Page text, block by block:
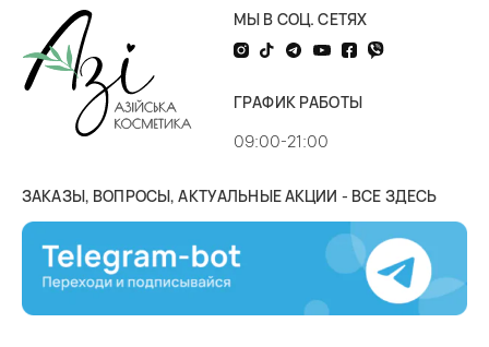
МЫ В СОЦ. СЕТЯХ
ГРАФИК РАБОТЫ
09:00-21:00
ЗАКАЗЫ, ВОПРОСЫ, АКТУАЛЬНЫЕ АКЦИИ - ВСЕ ЗДЕСЬ